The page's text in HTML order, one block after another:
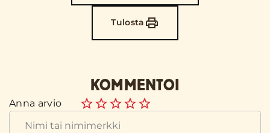
Tulosta
KOMMENTOI
Anna arvio